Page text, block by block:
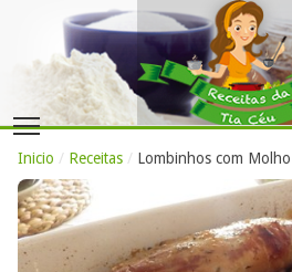
Inicio / Receitas / Lombinhos com